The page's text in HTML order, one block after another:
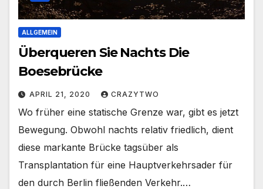
ALLGEMEIN
Überqueren Sie Nachts Die
Boesebrücke
APRIL 21, 2020 CRAZYTWO
Wo früher eine statische Grenze war, gibt es jetzt
Bewegung. Obwohl nachts relativ friedlich, dient
diese markante Brücke tagsüber als
Transplantation für eine Hauptverkehrsader für
den durch Berlin fließenden Verkehr.…